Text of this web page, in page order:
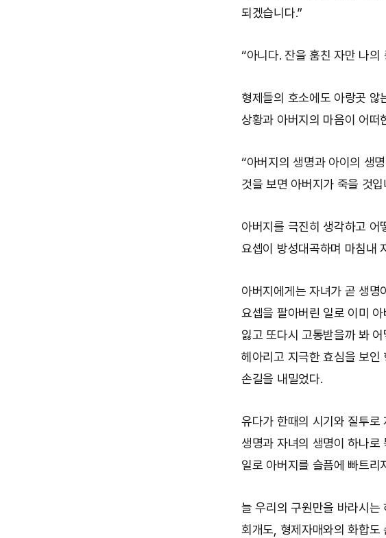
되겠습니다.”
“아니다. 잔을 훔친 자만 나의
형제들의 호소에도 아랑곳 않
상황과 아버지의 마음이 어떠
“아버지의 생명과 아이의 생
것을 보면 아버지가 죽을 것
아버지를 극진히 생각하고 어
요셉이 방성대곡하며 마침내
아버지에게는 자녀가 곧 생명
요셉을 팔아버린 일로 이미
잃고 또다시 고통받을까 봐
헤아리고 지극한 효심을 보인
손길을 내밀었다.
유다가 한때의 시기와 질투로
생명과 자녀의 생명이 하나
일로 아버지를 슬픔에 빠트
늘 우리의 구원만을 바라시는
회개도, 형제자매와의 화합도